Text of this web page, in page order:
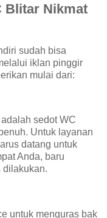
Blitar Nikmat
sudah bisa
iklan pinggir
mulai dari:
sedot WC
Untuk layanan
datang untuk
Anda, baru
dilakukan.
untuk menguras bak